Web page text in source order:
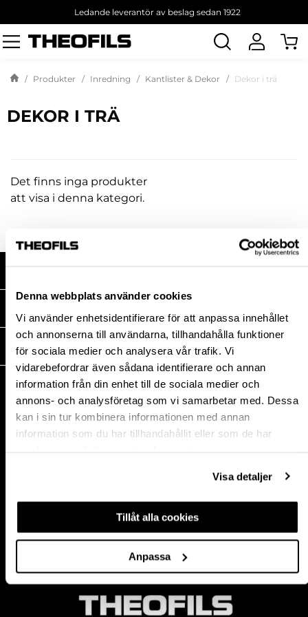
Denna webbplats använder cookies
Vi använder enhetsidentifierare för att anpassa innehållet
och annonserna till användarna, tillhandahålla funktioner
för sociala medier och analysera vår trafik. Vi
vidarebefordrar även sådana identifierare och annan
information från din enhet till de sociala medier och
annons- och analysföretag som vi samarbetar med. Dessa
kan i sin tur kombinera informationen med annan
information som du har tillhandahållit eller som de har
Visa detaljer
Tillåt alla cookies
Anpassa
Ledande leverantör av beslag sedan 1922
Sök
produkt
Produkter Inredning Kantlister & Dekor Dekor i trä
DEKOR I TRÄ
Det finns inga produkter
att visa i denna kategori.
THEOFILS
KONTAKT
Postadress:
BOX 1009 551 11
Jönköping, Sweden
Tel:+46 (0)10-178 13 00
Org. nr 556154-8925